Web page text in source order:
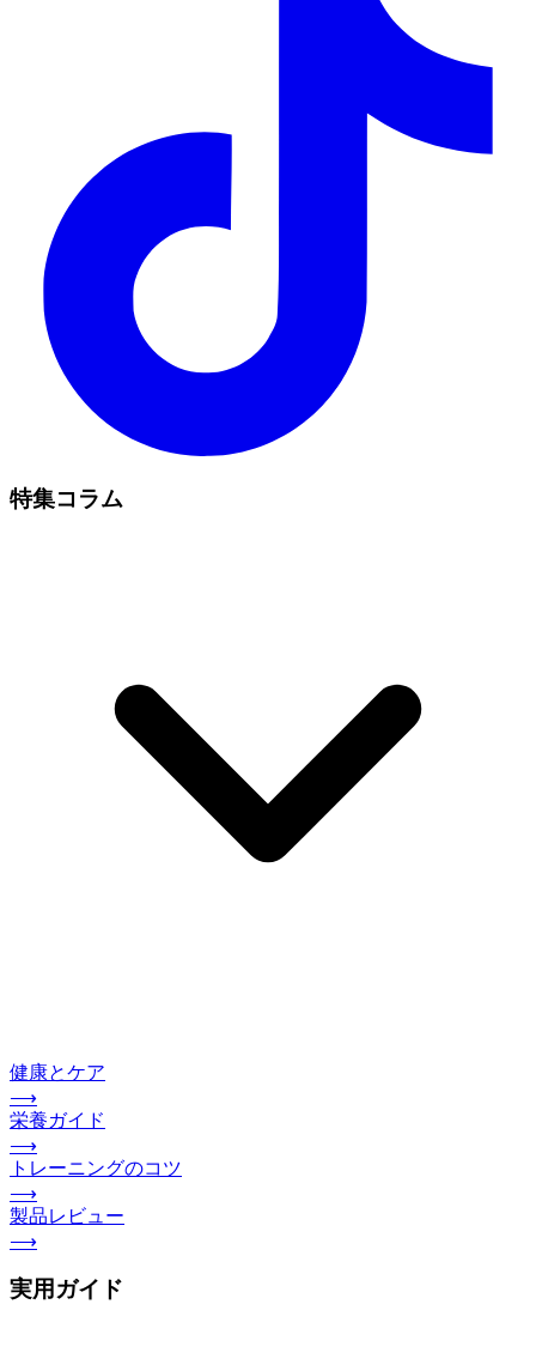
特集コラム
健康とケア
⟶
栄養ガイド
⟶
トレーニングのコツ
⟶
製品レビュー
⟶
実用ガイド